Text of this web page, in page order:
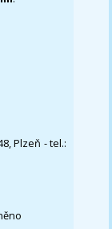
Plzeň - tel.: